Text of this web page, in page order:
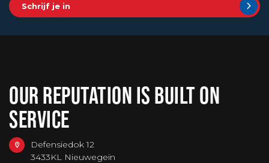
Schrijf je in
OUR REPUTATION IS BUILT ON
SERVICE
Defensiedok 12
3433KL Nieuwegein